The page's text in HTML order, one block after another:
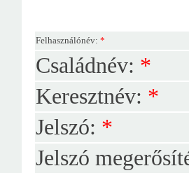
Felhasználónév: *
Családnév: *
Keresztnév: *
Jelszó: *
Jelszó